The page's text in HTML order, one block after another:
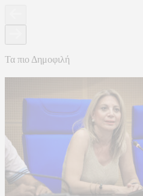
Τα πιο Δημοφιλή